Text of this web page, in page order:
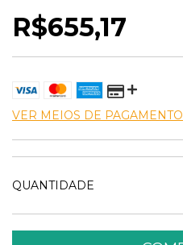
R$655,17
VER MEIOS DE PAGAMENTO
QUANTIDADE